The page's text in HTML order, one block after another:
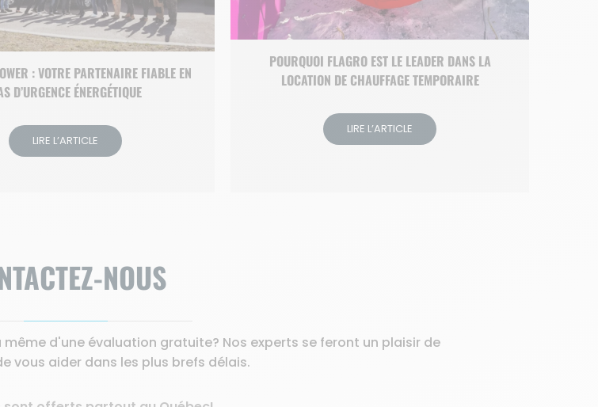
: VOTRE PARTENAIRE FIABLE EN
D’URGENCE ÉNERGÉTIQUE
LIRE L’ARTICLE
POURQUOI FLAGRO EST LE LEADER DANS LA
LOCATION DE CHAUFFAGE TEMPORAIRE
LIRE L’ARTICLE
NOUS
d'une évaluation gratuite? Nos experts se feront un plaisir de
vous aider dans les plus brefs délais.